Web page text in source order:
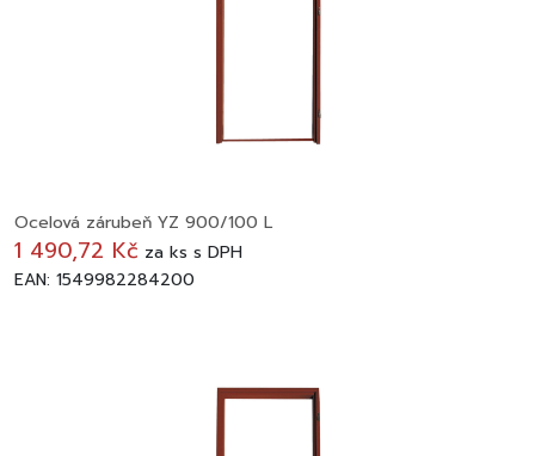
Ocelová zárubeň YZ 900/100 L
1 490,72 Kč za ks s DPH
EAN: 1549982284200